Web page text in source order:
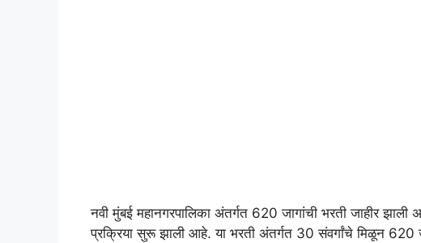
नवी मुंबई महानगरपालिका अंतर्गत 620 जागांची भरती जाहीर
प्रक्रिया सुरू झाली आहे. या भरती अंतर्गत 30 संवर्गांचे मिळून 620